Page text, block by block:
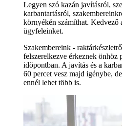
Legyen szó kazán javításról,
karbantartásról,
környékén számíthat. Kedvező
ügyfeleinket.
Szakembereink -
felszerelkezve érkeznek önhöz
időpontban. A javítás és a
60 percet vesz majd igénybe,
ennél lehet több is.